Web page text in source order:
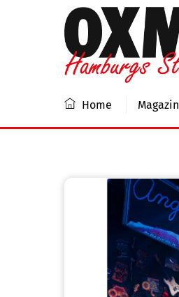
Home Magazin